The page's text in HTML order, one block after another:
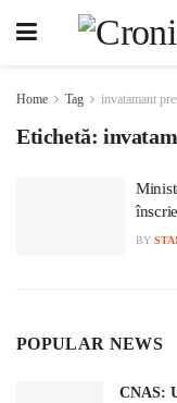
Home Tag invatamant
Etichetă:
BY
POPULAR NEWS
CNAS: